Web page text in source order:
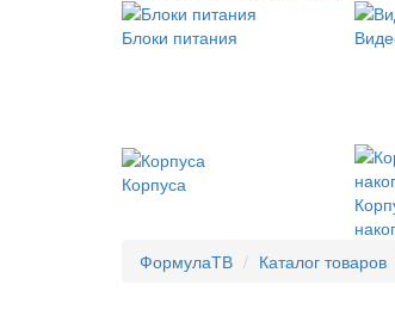
Блоки питания
Корпуса
ФормулаТВ Каталог товаров